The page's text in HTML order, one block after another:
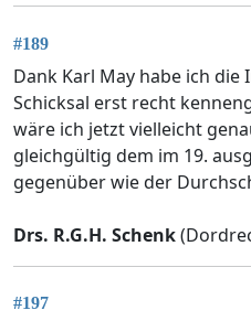
#189
Dank Karl May habe ich
Schicksal erst recht
wäre ich jetzt vielleicht
gleichgültig dem im 19.
gegenüber wie der
Drs. R.G.H. Schenk
#197